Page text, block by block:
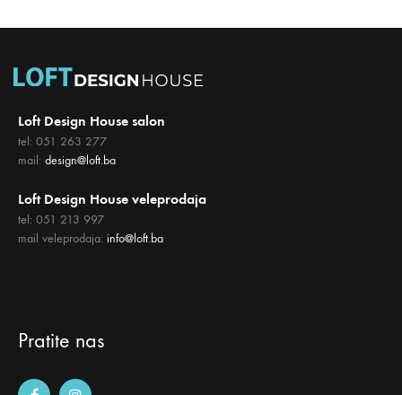
Loft Design House salon
tel: 051 263 277
mail: design@loft.ba
Loft Design House veleprodaja
tel: 051 213 997
mail veleprodaja: info@loft.ba
Pratite nas